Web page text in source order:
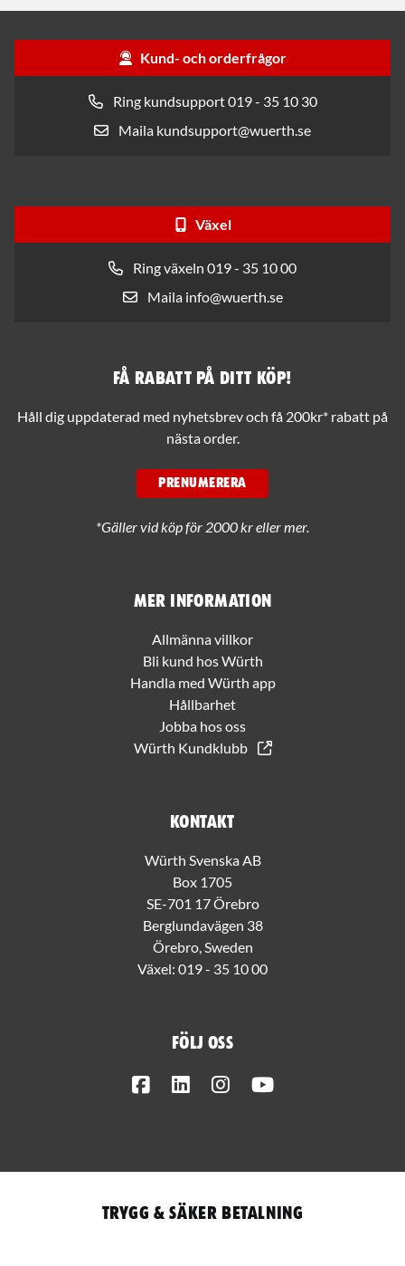
Kund- och orderfrågor
Ring kundsupport 019 - 35 10 30
Maila kundsupport@wuerth.se
Växel
Ring växeln 019 - 35 10 00
Maila info@wuerth.se
Mer information
Allmänna villkor
Bli kund hos Würth
Handla med Würth app
Hållbarhet
Jobba hos oss
Würth Kundklubb
Kontakt
Würth Svenska AB
Box 1705
SE-701 17 Örebro
Berglundavägen 38
Örebro, Sweden
Växel: 019 - 35 10 00
Följ oss
FacebookLinkedInInstagram
Få rabatt på ditt köp!
Håll dig uppdaterad med nyhetsbrev och få 200kr* rabatt på
nästa order.
PRENUMERERA
*Gäller vid köp för 2000 kr eller mer.
Trygg & säker betalning